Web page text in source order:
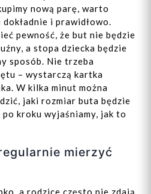
nową parę, warto
i prawidłowo.
pewność, że but nie będzie
a stopa dziecka będzie
sposób. Nie trzeba
– wystarczą kartka
W kilka minut można
jaki rozmiar buta będzie
kroku wyjaśniamy, jak to
mierzyć
a rodzice często nie zdają